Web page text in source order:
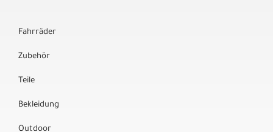
Fahrräder
Zubehör
Teile
Bekleidung
Outdoor